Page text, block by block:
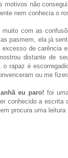
motivos não
nem conhecia o
muito com as
pasmem, ela já
excesso de carência
distante de
o rapaz é
ou me
eu paro! foi
conhecido a escrita
procura uma